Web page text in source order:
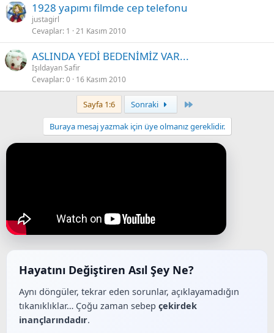
1928 yapımı filmde cep telefonu
justagirl
Cevaplar 1 21 Kasım 2010
ASLINDA YEDİ BEDENİMİZ VAR...
Işıldayan Safir
Cevaplar 0 16 Kasım 2010
Sayfa 1:6 Sonraki
Buraya mesaj yazmak için üye olmanız gereklidir.
Hayatını Değiştiren Asıl Şey Ne?
Aynı döngüler, tekrar eden sorunlar, açıklayamadığın
tıkanıklıklar… Çoğu zaman sebep çekirdek
inançlarındadır.